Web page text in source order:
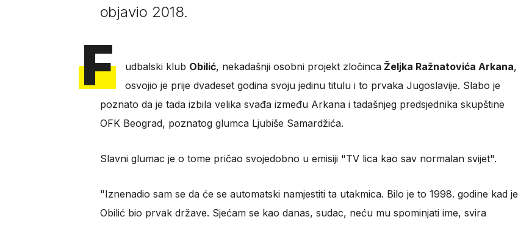
objavio 2018.
F udbalski klub Obilić, nekadašnji osobni projekt zločincaŽeljka Ražnatovića Arkana,
osvojio je prije dvadeset godina svoju jedinu titulu i to prvaka Jugoslavije. Slabo je
poznato da je tada izbila velika svađa između Arkana i tadašnjeg predsjednika skupštine
OFK Beograd, poznatog glumca Ljubiše Samardžića.
Slavni glumac je o tome pričao svojedobno u emisiji "TV lica kao sav normalan svijet".
"Iznenadio sam se da će se automatski namjestiti ta utakmica. Bilo je to 1998. godine kad je
Obilić bio prvak države. Sjećam se kao danas, sudac, neću mu spominjati ime, svira